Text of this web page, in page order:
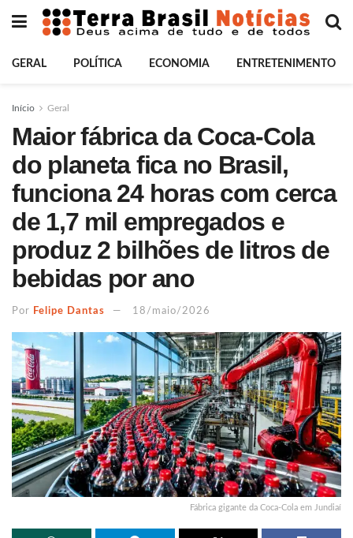
GERAL POLÍTICA ECONOMIA ENTRETENIMENTO
Início Geral
Maior fábrica da Coca-Cola
do planeta fica no Brasil,
funciona 24 horas com cerca
de 1,7 mil empregados e
produz 2 bilhões de litros de
bebidas por ano
Por Felipe Dantas 18/maio/2026
Fábrica gigante da Coca-Cola em Jundiaí